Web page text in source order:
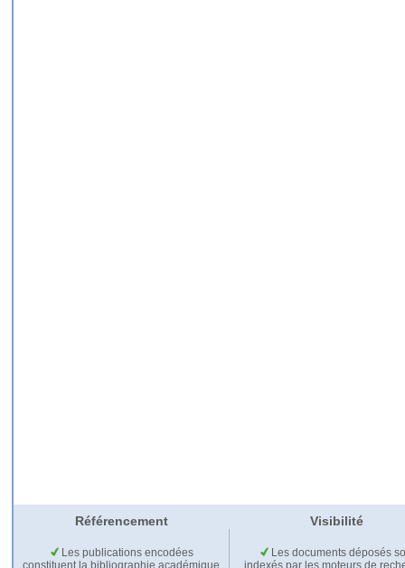
Référencement Visibilité
Les publications encodées
Les documents déposés